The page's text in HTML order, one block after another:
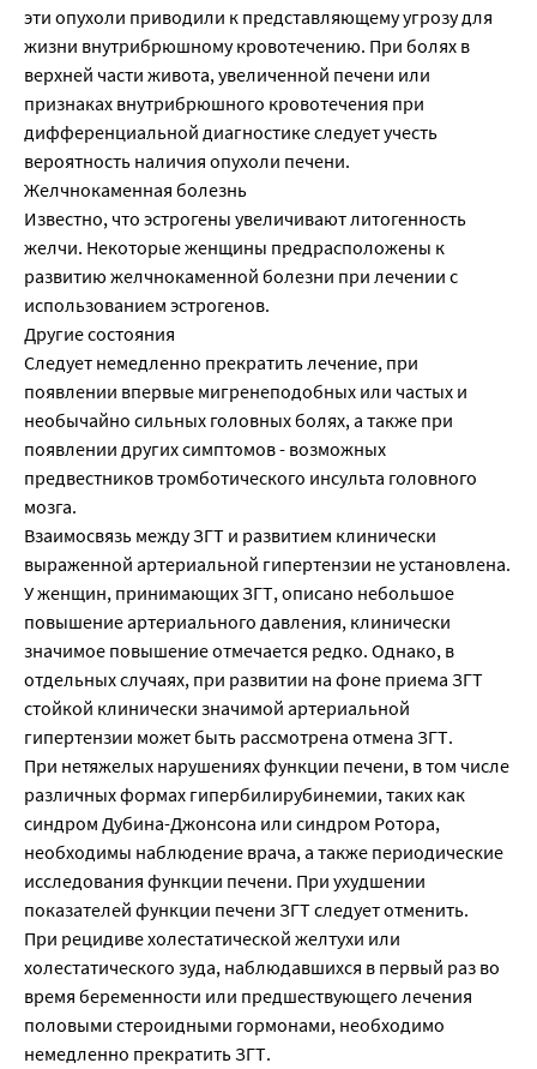
эти опухоли приводили к представляющему угрозу для
жизни внутрибрюшному кровотечению. При болях в
верхней части живота, увеличенной печени или
признаках внутрибрюшного кровотечения при
дифференциальной диагностике следует учесть
вероятность наличия опухоли печени.
Желчнокаменная болезнь
Известно, что эстрогены увеличивают литогенность
желчи. Некоторые женщины предрасположены к
развитию желчнокаменной болезни при лечении с
использованием эстрогенов.
Другие состояния
Следует немедленно прекратить лечение, при
появлении впервые мигренеподобных или частых и
необычайно сильных головных болях, а также при
появлении других симптомов - возможных
предвестников тромботического инсульта головного
мозга.
Взаимосвязь между ЗГТ и развитием клинически
выраженной артериальной гипертензии не установлена.
У женщин, принимающих ЗГТ, описано небольшое
повышение артериального давления, клинически
значимое повышение отмечается редко. Однако, в
отдельных случаях, при развитии на фоне приема ЗГТ
стойкой клинически значимой артериальной
гипертензии может быть рассмотрена отмена ЗГТ.
При нетяжелых нарушениях функции печени, в том числе
различных формах гипербилирубинемии, таких как
синдром Дубина-Джонсона или синдром Ротора,
необходимы наблюдение врача, а также периодические
исследования функции печени. При ухудшении
показателей функции печени ЗГТ следует отменить.
При рецидиве холестатической желтухи или
холестатического зуда, наблюдавшихся в первый раз во
время беременности или предшествующего лечения
половыми стероидными гормонами, необходимо
немедленно прекратить ЗГТ.